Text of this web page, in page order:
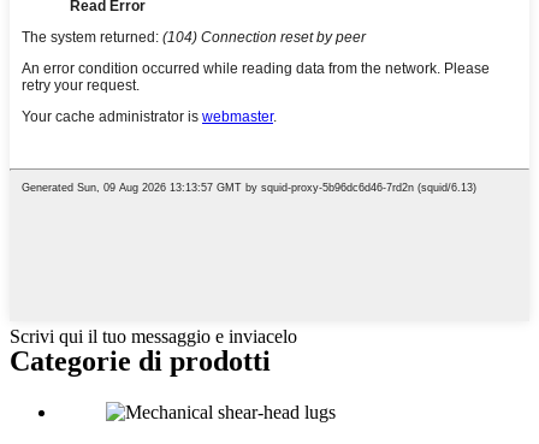
Scrivi qui il tuo messaggio e inviacelo
Categorie di prodotti